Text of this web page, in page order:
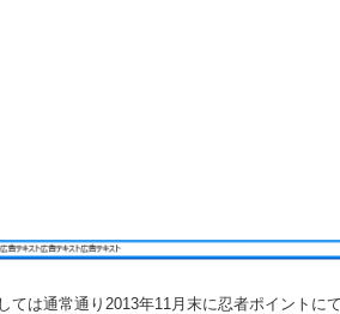
ては通常通り2013年11月末に忍者ポイントに